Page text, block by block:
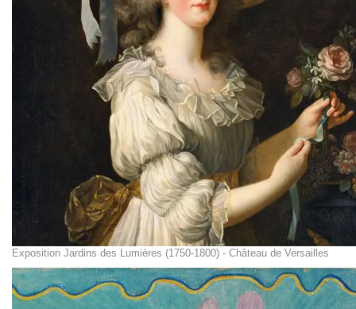
Exposition Jardins des Lumières (1750-1800) - Château de Versailles